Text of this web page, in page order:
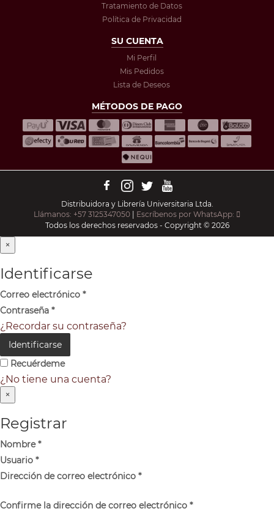
Tratamiento de Datos
Política de Privacidad
SU CUENTA
Mi Perfil
Mis Pedidos
Lista de Deseos
MÉTODOS DE PAGO
Distribuidora y Librería Universitaria Ltda.
Llámanos: +57 3125347050 | Escríbenos por WhatsApp:
Todos los derechos reservados - Copyright © 2026
×
Identificarse
Correo electrónico *
Contraseña *
¿Recordar su contraseña?
Identificarse
Recuérdeme
¿No tiene una cuenta?
×
Registrar
Nombre*
Usuario *
Dirección de correo electrónico *
Confirme la dirección de correo electrónico *